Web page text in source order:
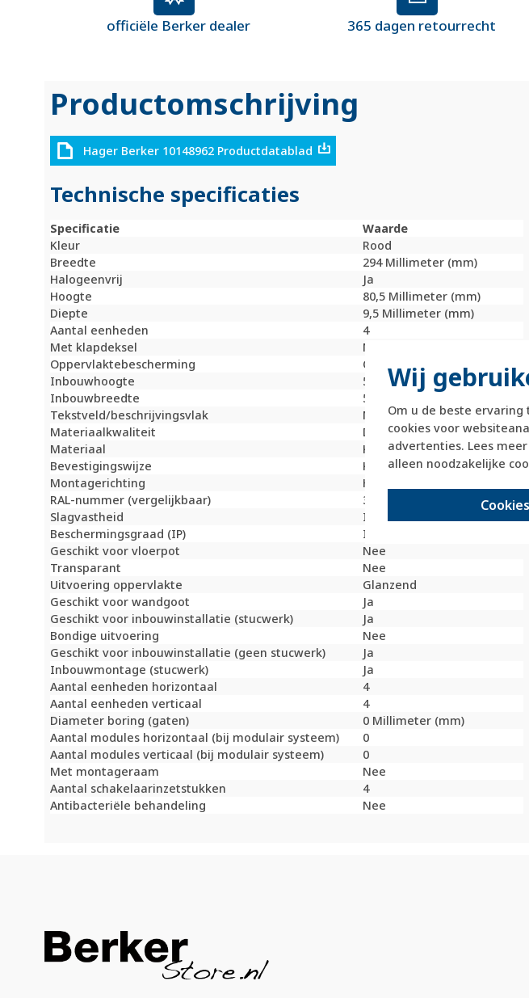
Wij
Om u de beste
cookies voor
advertenties. Lees
alleen noodzakelijke
officiële Berker dealer 365 dagen retourrecht
Productomschrijving
Hager Berker 10148962 Productdatablad
Technische specificaties
Specificatie
Waarde
Kleur
Rood
Breedte
294 Millimeter (mm)
Halogeenvrij
Ja
Hoogte
80,5 Millimeter (mm)
Diepte
9,5 Millimeter (mm)
Aantal eenheden
4
Met klapdeksel
Nee
Oppervlaktebescherming
Onbehandeld
Inbouwhoogte
56 Millimeter (mm)
Inbouwbreedte
56 Millimeter (mm)
Tekstveld/beschrijvingsvlak
Nee
Materiaalkwaliteit
Duroplast
Materiaal
Kunststof
Bevestigingswijze
Klembevestiging
Montagerichting
Horizontaal en verticaal
RAL-nummer (vergelijkbaar)
3003
Slagvastheid
IK02
Beschermingsgraad (IP)
IP20
Geschikt voor vloerpot
Nee
Transparant
Nee
Uitvoering oppervlakte
Glanzend
Geschikt voor wandgoot
Ja
Geschikt voor inbouwinstallatie (stucwerk)
Ja
Bondige uitvoering
Nee
Geschikt voor inbouwinstallatie (geen stucwerk)
Ja
Inbouwmontage (stucwerk)
Ja
Aantal eenheden horizontaal
4
Aantal eenheden verticaal
4
Diameter boring (gaten)
0 Millimeter (mm)
Aantal modules horizontaal (bij modulair systeem)
0
Aantal modules verticaal (bij modulair systeem)
0
Met montageraam
Nee
Aantal schakelaarinzetstukken
4
Antibacteriële behandeling
Nee